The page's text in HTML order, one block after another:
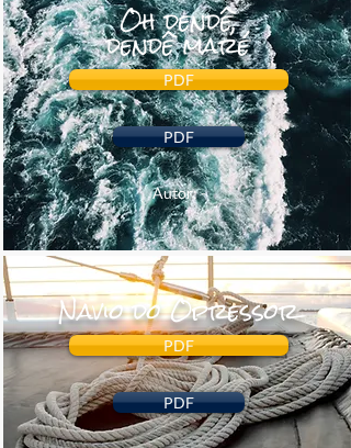
Oh dendê,
dendê maré
PDF
PDF
Autor: -
Navio do Opressor
PDF
PDF